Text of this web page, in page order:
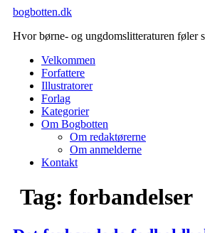
Videre
indhold
bogbotten.dk
Hvor børne- og ungdomslitteraturen føler
Velkommen
Forfattere
Illustratorer
Forlag
Kategorier
Om Bogbotten
Om redaktørerne
Om anmelderne
Kontakt
Tag: forbandelser